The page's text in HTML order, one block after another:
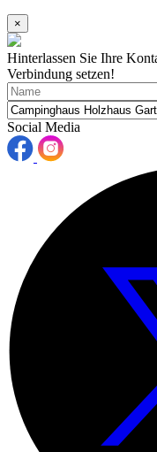
×
Hinterlassen Sie Ihre
Verbindung setzen!
Social Media